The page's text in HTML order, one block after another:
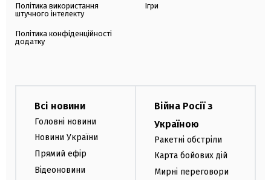
Політика використання
штучного інтелекту
Політика конфіденційності
додатку
Ігри
Всі новини
Головні новини
Новини України
Прямий ефір
Відеоновини
Війна Росії з
Україною
Ракетні обстріли
Карта бойових дій
Мирні переговори